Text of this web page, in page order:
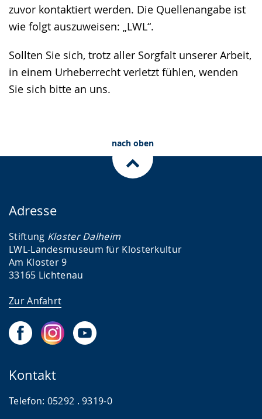
zuvor kontaktiert werden. Die Quellenangabe ist
wie folgt auszuweisen: „LWL“.
Sollten Sie sich, trotz aller Sorgfalt unserer Arbeit,
in einem Urheberrecht verletzt fühlen, wenden
Sie sich bitte an uns.
nach oben
Adresse
Stiftung Kloster Dalheim
LWL-Landesmuseum für Klosterkultur
Am Kloster 9
33165 Lichtenau
Zur Anfahrt
Kontakt
Telefon: 05292 . 9319-0